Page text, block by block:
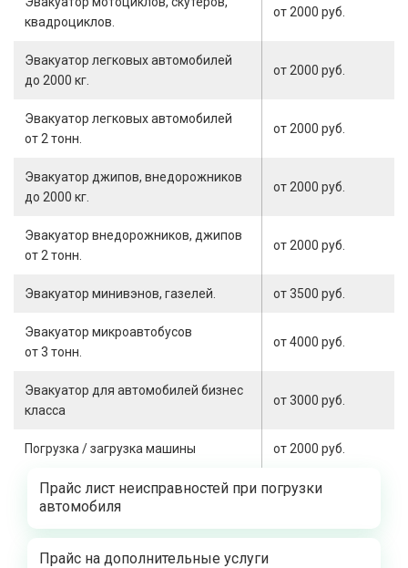
квадроциклов.
от 2000 руб.
Эвакуатор легковых автомобилей
до 2000 кг.
от 2000 руб.
Эвакуатор легковых автомобилей
от 2 тонн.
от 2000 руб.
Эвакуатор джипов, внедорожников
до 2000 кг.
от 2000 руб.
Эвакуатор внедорожников, джипов
от 2 тонн.
от 2000 руб.
Эвакуатор минивэнов, газелей. от 3500 руб.
Эвакуатор микроавтобусов
от 3 тонн.
от 4000 руб.
Эвакуатор для автомобилей бизнес
класса
от 3000 руб.
Погрузка / загрузка машины от 2000 руб.
Прайс лист неисправностей при погрузки
автомобиля
Прайс на дополнительные услуги